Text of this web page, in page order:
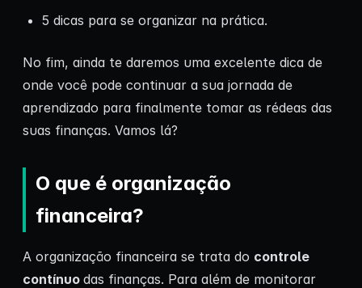
5 dicas para se organizar na prática.
No fim, ainda te daremos uma excelente dica de
onde você pode continuar a sua jornada de
aprendizado para finalmente tomar as rédeas das
suas finanças. Vamos lá?
O que é organização
financeira?
A organização financeira se trata do controle
contínuo das finanças. Para além de monitorar